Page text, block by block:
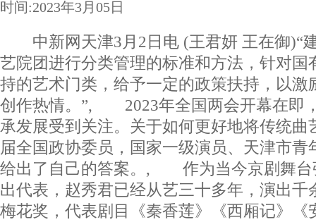
时间:2023年3月05日
中新网天津3月2日电 (王君妍 王在御)“
艺院团进行分类管理的标准和方法，针对国
持的艺术门类，给予一定的政策扶持，以激
创作热情。”, 2023年全国两会开幕在即
承发展受到关注。关于如何更好地将传统曲
届全国政协委员，国家一级演员、天津市青
给出了自己的答案。, 作为当今京剧舞台
出代表，赵秀君已经从艺三十多年，演出千
梅花奖，代表剧目《秦香莲》《西厢记》《